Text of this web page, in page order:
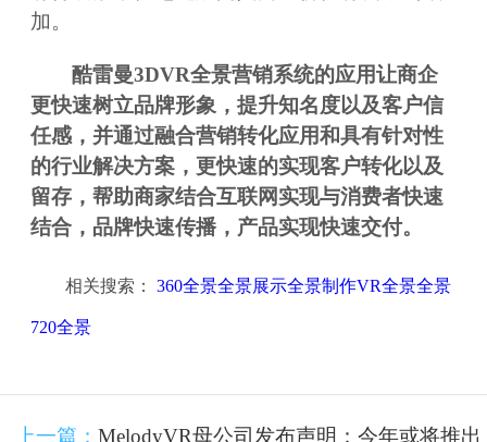
加。
酷雷曼3DVR全景营销系统的应用让商企
更快速树立品牌形象，提升知名度以及客户信
任感，并通过融合营销转化应用和具有针对性
的行业解决方案，更快速的实现客户转化以及
留存，帮助商家结合互联网实现与消费者快速
结合，品牌快速传播，产品实现快速交付。
相关搜索： 360全景全景展示全景制作VR全景全景
720全景
上一篇： MelodyVR母公司发布声明：今年或将推出